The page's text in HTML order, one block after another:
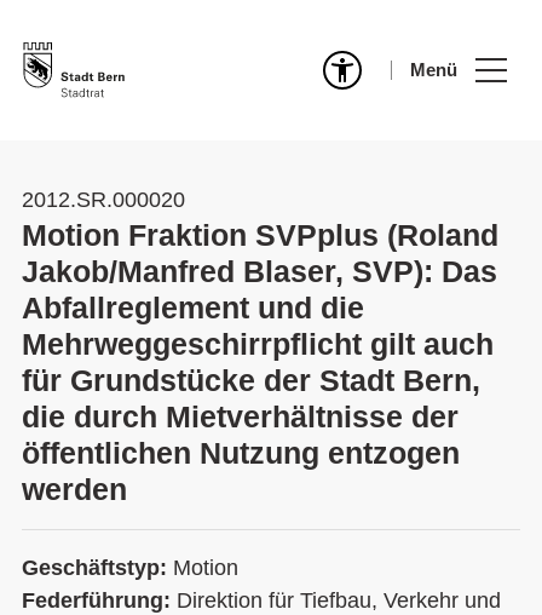
Menü
2012.SR.000020
Motion Fraktion SVPplus (Roland
Jakob/Manfred Blaser, SVP): Das
Abfallreglement und die
Mehrweggeschirrpflicht gilt auch
für Grundstücke der Stadt Bern,
die durch Mietverhältnisse der
öffentlichen Nutzung entzogen
werden
Geschäftstyp: Motion
Federführung: Direktion für Tiefbau, Verkehr und